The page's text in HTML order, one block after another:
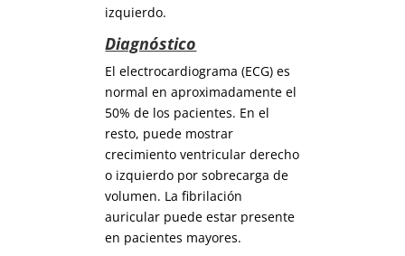
izquierdo.
Diagnóstico
El electrocardiograma (ECG) es
normal en aproximadamente el
50% de los pacientes. En el
resto, puede mostrar
crecimiento ventricular derecho
o izquierdo por sobrecarga de
volumen. La fibrilación
auricular puede estar presente
en pacientes mayores.